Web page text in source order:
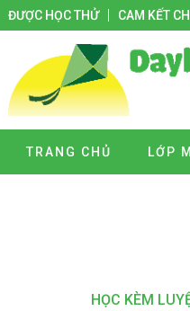
ĐƯỢC HỌC THỬ CAM KẾT
TRANG CHỦ LỚP
HỌC KÈM